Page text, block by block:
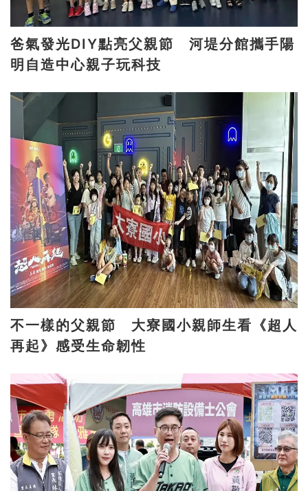
爸氣發光DIY點亮父親節 河堤分館攜手陽
明自造中心親子玩科技
不一樣的父親節 大寮國小親師生看《超人
再起》感受生命韌性